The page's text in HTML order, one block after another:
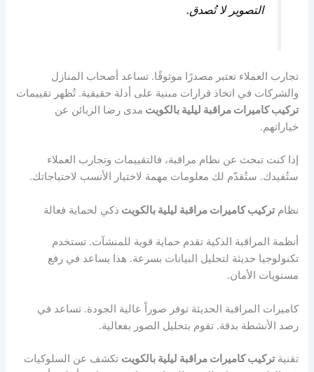
التصوير لا تُصدق.
تجارب العملاء تعتبر مصدرًا موثوقًا. تساعد أصحاب المنازل
والشركات في اتخاذ قرارات مبنية على أدلة حقيقية. تُظهر تقييمات
تركيب كاميرات مراقبة ليلية بالكويت مدى رضا الزبائن عن
خياراتهم.
إذا كنت تبحث عن نظام مراقبة، فالتقييمات وتجارب العملاء
ستُفيدك. ستُقدّم لك معلومات مهمة لاختيار الأنسب لاحتياجاتك.
نظامتركيب كاميرات مراقبة ليلية بالكويت ذكي لحماية فعالة
أنظمة المراقبة الذكية تقدم حماية قوية للمنشآت. تستخدم
تكنولوجيا حديثة لتحليل البيانات بسرعة. هذا يساعد في رفع
مستويات الأمان.
كاميرات المراقبة الحديثة توفر صوراً عالية الجودة. تساعد في
رصد الأنشطة بدقة. تقوم بتحليل الصور بفعالية.
تقنيةتركيب كاميرات مراقبة ليلية بالكويت تكشف عن السلوكيات